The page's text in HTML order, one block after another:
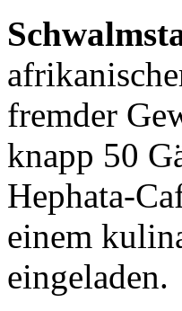
fremder
knapp 50
Hephata-
einem
eingeladen.